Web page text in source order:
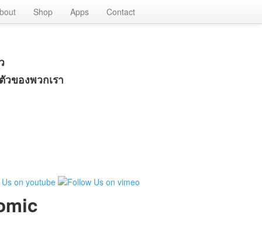
Shop Apps Contact
ของพวกเรา